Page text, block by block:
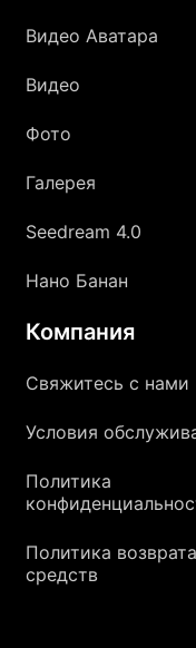
Видео Аватара
Видео
Фото
Галерея
Seedream 4.0
Нано Банан
Компания
Свяжитесь с нами
Условия
Политика
Политика возврата
средств